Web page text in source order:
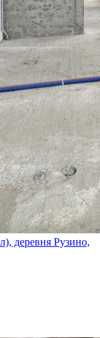
деревня Рузино,